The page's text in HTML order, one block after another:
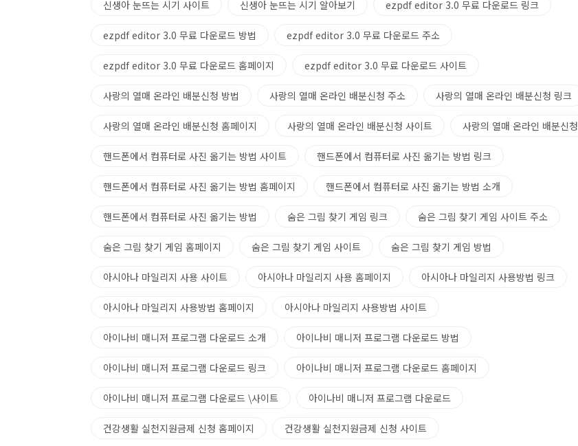
신생아 눈뜨는 시기 사이트 신생아 눈뜨는 시기 알아보기 ezpdf editor 3.0 무료 다운로드 링크
ezpdf editor 3.0 무료 다운로드 방법 ezpdf editor 3.0 무료 다운로드 주소
ezpdf editor 3.0 무료 다운로드 홈페이지 ezpdf editor 3.0 무료 다운로드 사이트
사랑의 열매 온라인 배분신청 방법 사랑의 열매 온라인 배분신청 주소 사랑의 열매 온라인 배분신청 링크
사랑의 열매 온라인 배분신청 홈페이지 사랑의 열매 온라인 배분신청 사이트 사랑의 열매 온라인 배분신청
핸드폰에서 컴퓨터로 사진 옮기는 방법 사이트 핸드폰에서 컴퓨터로 사진 옮기는 방법 링크
핸드폰에서 컴퓨터로 사진 옮기는 방법 홈페이지 핸드폰에서 컴퓨터로 사진 옮기는 방법 소개
핸드폰에서 컴퓨터로 사진 옮기는 방법 숨은 그림 찾기 게임 링크 숨은 그림 찾기 게임 사이트 주소
숨은 그림 찾기 게임 홈페이지 숨은 그림 찾기 게임 사이트 숨은 그림 찾기 게임 방법
아시아나 마일리지 사용 사이트 아시아나 마일리지 사용 홈페이지 아시아나 마일리지 사용방법 링크
아시아나 마일리지 사용방법 홈페이지 아시아나 마일리지 사용방법 사이트
아이나비 매니저 프로그램 다운로드 소개 아이나비 매니저 프로그램 다운로드 방법
아이나비 매니저 프로그램 다운로드 링크 아이나비 매니저 프로그램 다운로드 홈페이지
아이나비 매니저 프로그램 다운로드 \사이트 아이나비 매니저 프로그램 다운로드
건강생활 실천지원금제 신청 홈페이지 건강생활 실천지원금제 신청 사이트